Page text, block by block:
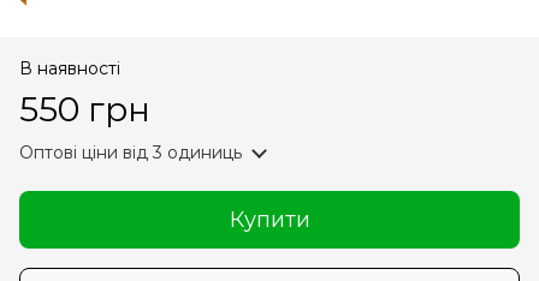
В наявності
550 грн
Оптові ціни від 3 одиниць
Купити